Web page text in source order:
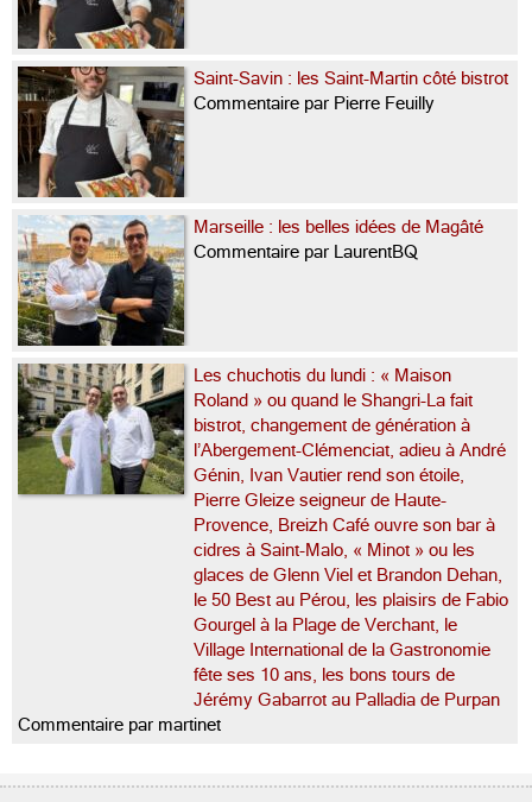
Saint-Savin : les Saint-Martin côté bistrot
Commentaire par Pierre Feuilly
Marseille : les belles idées de Magâté
Commentaire par LaurentBQ
Les chuchotis du lundi : « Maison
Roland » ou quand le Shangri-La fait
bistrot, changement de génération à
l’Abergement-Clémenciat, adieu à André
Génin, Ivan Vautier rend son étoile,
Pierre Gleize seigneur de Haute-
Provence, Breizh Café ouvre son bar à
cidres à Saint-Malo, « Minot » ou les
glaces de Glenn Viel et Brandon Dehan,
le 50 Best au Pérou, les plaisirs de Fabio
Gourgel à la Plage de Verchant, le
Village International de la Gastronomie
fête ses 10 ans, les bons tours de
Jérémy Gabarrot au Palladia de Purpan
Commentaire par martinet